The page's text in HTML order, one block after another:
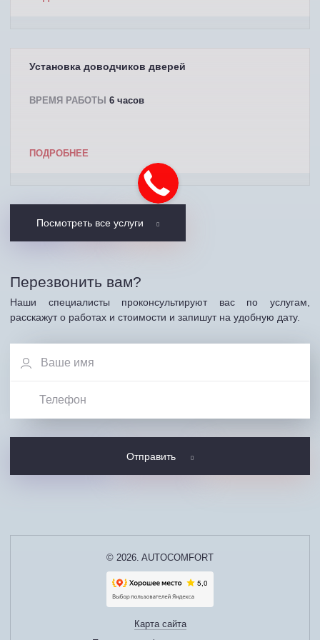
Установка доводчиков дверей
ВРЕМЯ РАБОТЫ 6 часов
ПОДРОБНЕЕ
Посмотреть все услуги
Перезвонить вам?
Наши специалисты проконсультируют вас по услугам,
расскажут о работах и стоимости и запишут на удобную дату.
Отправить
© 2026. AUTOCOMFORT
Карта сайта